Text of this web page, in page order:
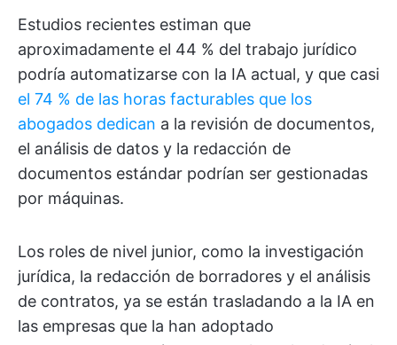
Estudios recientes estiman que
aproximadamente el 44 % del trabajo jurídico
podría automatizarse con la IA actual, y que casi
el 74 % de las horas facturables que los
abogados dedican a la revisión de documentos,
el análisis de datos y la redacción de
documentos estándar podrían ser gestionadas
por máquinas.
Los roles de nivel junior, como la investigación
jurídica, la redacción de borradores y el análisis
de contratos, ya se están trasladando a la IA en
las empresas que la han adoptado